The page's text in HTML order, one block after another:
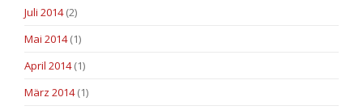
Juli 2014(2)
Mai 2014(1)
April 2014(1)
März 2014(1)